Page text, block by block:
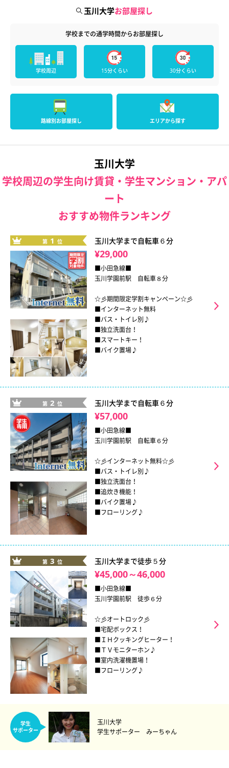
玉川大学お部屋探し
学校までの通学時間からお部屋探し
学校周辺 15分くらい 30分くらい
路線別お部屋探し エリアから探す
玉川大学
学校周辺の学生向け賃貸・学生マンション・アパ
ート
おすすめ物件ランキング
第 1 位 玉川大学まで自転車６分
¥29,000
■小田急線■
玉川学園前駅 自転車８分
☆彡期間限定学割キャンペーン☆彡
■インターネット無料
■バス・トイレ別♪
■独立洗面台！
■スマートキー！
■バイク置場♪
第 2 位 玉川大学まで自転車６分
¥57,000
■小田急線■
玉川学園前駅 自転車６分
☆彡インターネット無料☆彡
■バス・トイレ別♪
■独立洗面台！
■追炊き機能！
■バイク置場♪
■フローリング♪
第 3 位 玉川大学まで徒歩５分
¥45,000～46,000
■小田急線■
玉川学園前駅 徒歩６分
☆彡オートロック彡
■宅配ボックス！
■ＩＨクッキングヒーター！
■ＴＶモニターホン♪
■室内洗濯機置場！
■フローリング♪
学生
サポーター
玉川大学
学生サポーター みーちゃん